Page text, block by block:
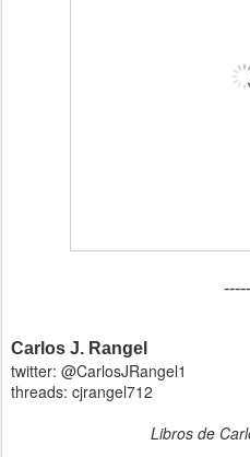
Carlos J. Rangel
twitter: @CarlosJRangel1
threads: cjrangel712
Libros de